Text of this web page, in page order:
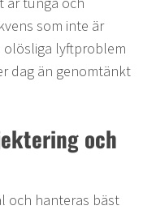
som inte är
olösliga lyftproblem
dag än genomtänkt
och
och hanteras bäst